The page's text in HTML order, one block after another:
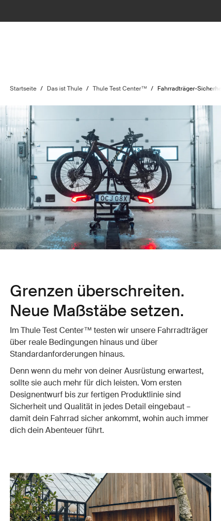
Startseite / Das ist Thule / Thule Test Center™ / Fahrradträger-
Grenzen überschreiten.
Neue Maßstäbe setzen.
Im Thule Test Center™ testen wir unsere Fahrradträger
über reale Bedingungen hinaus und über
Standardanforderungen hinaus.
Denn wenn du mehr von deiner Ausrüstung erwartest,
sollte sie auch mehr für dich leisten. Vom ersten
Designentwurf bis zur fertigen Produktlinie sind
Sicherheit und Qualität in jedes Detail eingebaut –
damit dein Fahrrad sicher ankommt, wohin auch immer
dich dein Abenteuer führt.